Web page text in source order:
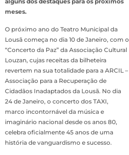
meses.
O próximo ano do Teatro Municipal da
Lousã começa no dia 10 de Janeiro, com o
“Concerto da Paz” da Associação Cultural
Louzan, cujas receitas da bilheteira
revertem na sua totalidade para a ARCIL –
Associação para a Recuperação de
Cidadãos Inadaptados da Lousã. No dia
24 de Janeiro, o concerto dos TAXI,
marco incontornável da música e
imaginário nacional desde os anos 80,
celebra oficialmente 45 anos de uma
história de vanguardismo e sucesso.